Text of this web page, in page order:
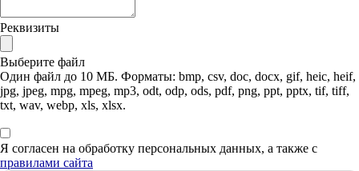
Реквизиты
Выберите файл
Один файл до 10 МБ. Форматы: bmp, csv, doc, docx, gif, heic, heif,
jpg, jpeg, mpg, mpeg, mp3, odt, odp, ods, pdf, png, ppt, pptx, tif, tiff,
txt, wav, webp, xls, xlsx.
Я согласен на обработку персональных данных, а также с
правилами сайта